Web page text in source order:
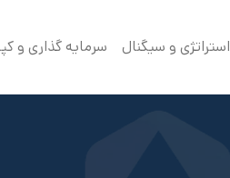
استراتژی و سیگنال سرمایه گذاری و